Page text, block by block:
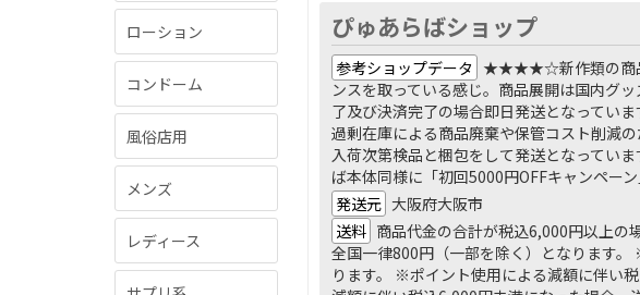
ローション
コンドーム
風俗店用
メンズ
レディース
ぴゅあらばショップ
参考ショップデータ ★★★★☆新作類の
ンスを取っている感じ。商品展開は国内グ
了及び決済完了の場合即日発送となってい
過剰在庫による商品廃棄や保管コスト削減
入荷次第検品と梱包をして発送となってい
ば本体同様に「初回5000円OFFキャンペー
発送元 大阪府大阪市
送料 商品代金の合計が税込6,000円以上の
全国一律800円（一部を除く）となります
ります。 ※ポイント使用による減額に伴い